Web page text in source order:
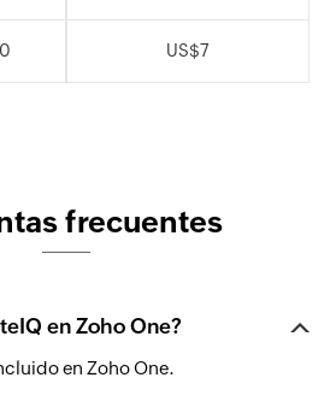
US$7
frecuentes
en Zoho One?
en Zoho One.